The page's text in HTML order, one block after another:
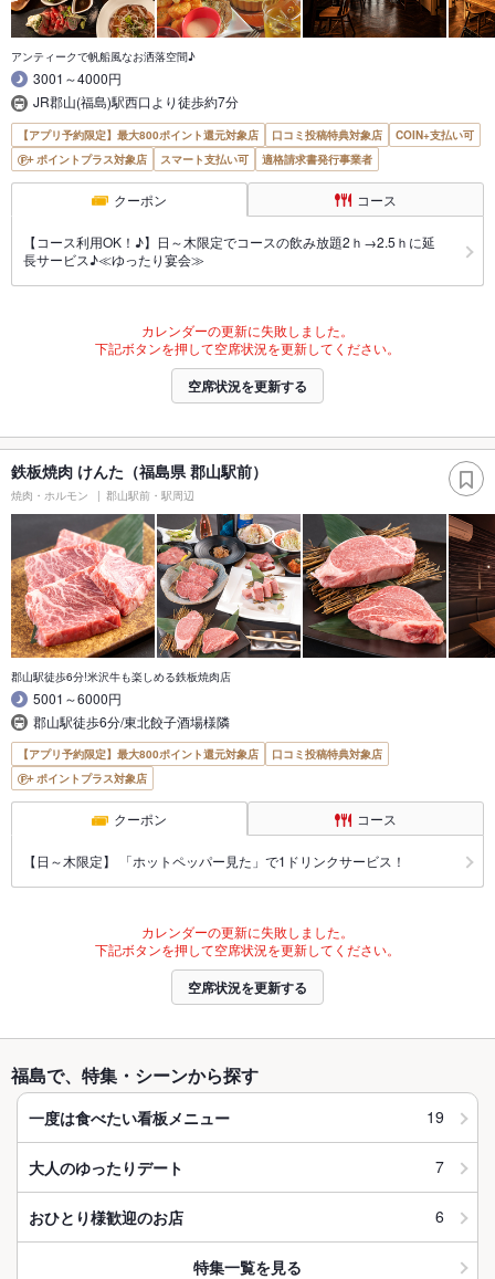
アンティークで帆船風なお洒落空間♪
3001～4000円
JR郡山(福島)駅西口より徒歩約7分
【アプリ予約限定】最大800ポイント還元対象店 口コミ投稿特典対象店
COIN+支払い可
ポイントプラス対象店
スマート支払い可 適格請求書発行事業者
クーポン コース
【コース利用OK！♪】日～木限定でコースの飲み放題2ｈ→2.5ｈに延
長サービス♪≪ゆったり宴会≫
カレンダーの更新に失敗しました。
下記ボタンを押して空席状況を更新してください。
空席状況を更新する
鉄板焼肉 けんた（福島県 郡山駅前）
焼肉・ホルモン 郡山駅前・駅周辺
郡山駅徒歩6分!米沢牛も楽しめる鉄板焼肉店
5001～6000円
郡山駅徒歩6分/東北餃子酒場様隣
【アプリ予約限定】最大800ポイント還元対象店
口コミ投稿特典対象店
ポイントプラス対象店
クーポン コース
【日～木限定】 「ホットペッパー見た」で1ドリンクサービス！
カレンダーの更新に失敗しました。
下記ボタンを押して空席状況を更新してください。
空席状況を更新する
福島で、特集・シーンから探す
一度は食べたい看板メニュー 19
大人のゆったりデート 7
おひとり様歓迎のお店 6
特集一覧を見る